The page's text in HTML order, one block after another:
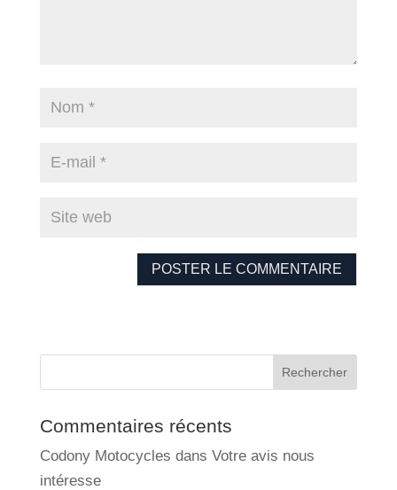
Commentaires récents
Codony Motocycles dans Votre avis nous
intéresse